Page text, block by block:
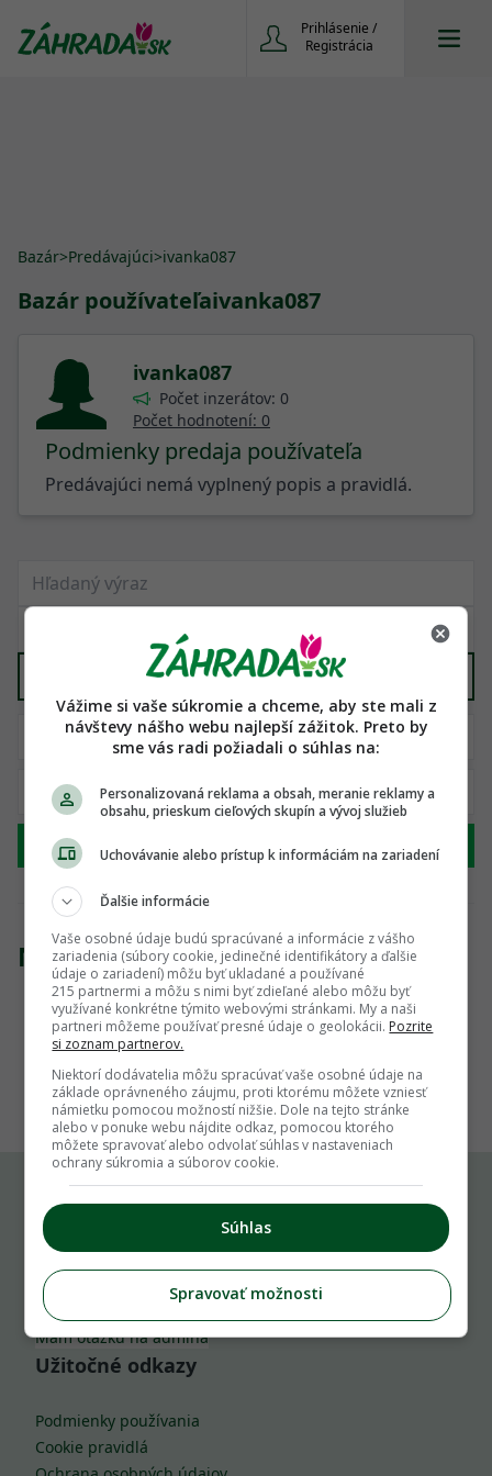
Prihlásenie /
Registrácia
Bazár>Predávajúci>ivanka087
Bazár používateľaivanka087
ivanka087
Počet inzerátov: 0
Počet hodnotení: 0
Podmienky predaja používateľa
Predávajúci nemá vyplnený popis a pravidlá.
Vyber kategóriu
Hľadať
Nenašli sme žiadny produkt
1
Komu môžeš napísať
info@zahrada.sk
Nahlás chybu
Mám otázku na admina
Užitočné odkazy
Podmienky používania
Cookie pravidlá
Vážime si vaše súkromie a chceme, aby ste mali z
návštevy nášho webu najlepší zážitok. Preto by
sme vás radi požiadali o súhlas na:
Personalizovaná reklama a obsah, meranie reklamy a
obsahu, prieskum cieľových skupín a vývoj služieb
Uchovávanie alebo prístup k informáciám na zariadení
Ďalšie informácie
Vaše osobné údaje budú spracúvané a informácie z vášho
zariadenia (súbory cookie, jedinečné identifikátory a ďalšie
údaje o zariadení) môžu byť ukladané a používané
215 partnermi a môžu s nimi byť zdieľané alebo môžu byť
využívané konkrétne týmito webovými stránkami. My a naši
partneri môžeme používať presné údaje o geolokácii. Pozrite
si zoznam partnerov.
Niektorí dodávatelia môžu spracúvať vaše osobné údaje na
základe oprávneného záujmu, proti ktorému môžete vzniesť
námietku pomocou možností nižšie. Dole na tejto stránke
alebo v ponuke webu nájdite odkaz, pomocou ktorého
môžete spravovať alebo odvolať súhlas v nastaveniach
ochrany súkromia a súborov cookie.
Súhlas
Spravovať možnosti